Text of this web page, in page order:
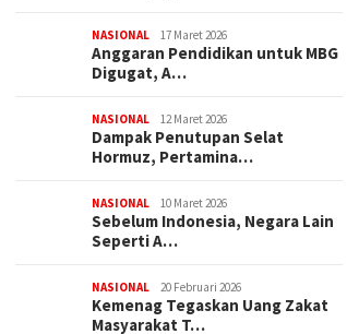
NASIONAL 17 Maret 2026
Anggaran Pendidikan untuk MBG
Digugat, A…
NASIONAL 12 Maret 2026
Dampak Penutupan Selat
Hormuz, Pertamina…
NASIONAL 10 Maret 2026
Sebelum Indonesia, Negara Lain
Seperti A…
NASIONAL 20 Februari 2026
Kemenag Tegaskan Uang Zakat
Masyarakat T…